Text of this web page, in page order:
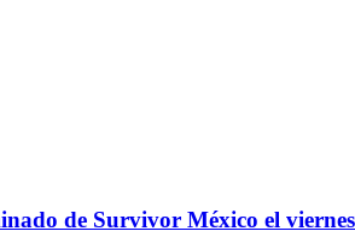
de Survivor México el